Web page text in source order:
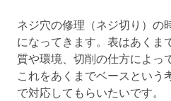
ネジ穴の修理（ネジ切り）の
になってきます。表はあくま
質や環境、切削の仕方によっ
これをあくまでベースという
で対応してもらいたいです。